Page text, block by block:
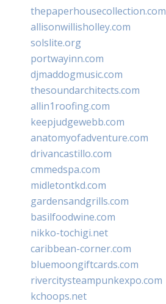
thepaperhousecollection.com
allisonwillisholley.com
solslite.org
portwayinn.com
djmaddogmusic.com
thesoundarchitects.com
allin1roofing.com
keepjudgewebb.com
anatomyofadventure.com
drivancastillo.com
cmmedspa.com
midletontkd.com
gardensandgrills.com
basilfoodwine.com
nikko-tochigi.net
caribbean-corner.com
bluemoongiftcards.com
rivercitysteampunkexpo.com
kchoops.net